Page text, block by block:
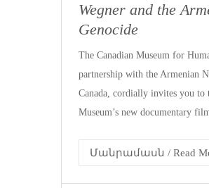
Wegner and the
Genocide
The Canadian Museum for
partnership with the Armenian
Canada, cordially invites you to
Museum’s new documentary
Մանրամասն / Read